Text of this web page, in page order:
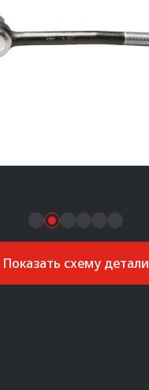
Показать схему детали